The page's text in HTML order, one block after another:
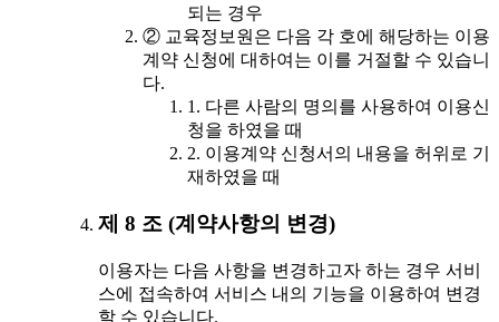
되는 경우
② 교육정보원은 다음 각 호에 해당하는 이용
계약 신청에 대하여는 이를 거절할 수 있습니
다.
1. 다른 사람의 명의를 사용하여 이용신
청을 하였을 때
2. 이용계약 신청서의 내용을 허위로 기
재하였을 때
제 8 조 (계약사항의 변경)
이용자는 다음 사항을 변경하고자 하는 경우 서비
스에 접속하여 서비스 내의 기능을 이용하여 변경
할 수 있습니다.